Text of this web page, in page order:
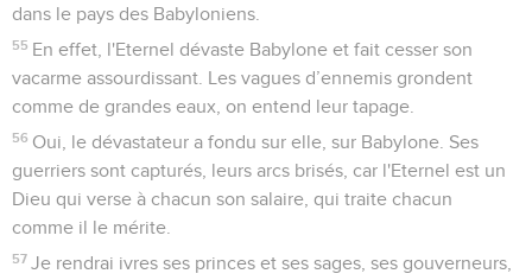
dans le pays des Babyloniens.
55 En effet, l'Eternel dévaste Babylone et fait cesser son
vacarme assourdissant. Les vagues d’ennemis grondent
comme de grandes eaux, on entend leur tapage.
56 Oui, le dévastateur a fondu sur elle, sur Babylone. Ses
guerriers sont capturés, leurs arcs brisés, car l'Eternel est un
Dieu qui verse à chacun son salaire, qui traite chacun
comme il le mérite.
57 Je rendrai ivres ses princes et ses sages, ses gouverneurs,